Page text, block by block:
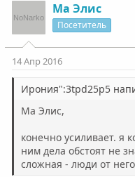
Ма Элис
Посетитель
14 Апр 2016
Ирония":3tpd25p5
Ма Элис,
конечно усиливает. я
ним дела обстоят не
сложная - люди от